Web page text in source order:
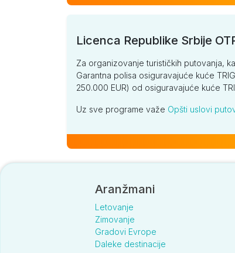
Licenca Republike Srbije
Za organizovanje turističkih putovanja,
Garantna polisa osiguravajuće kuće
250.000 EUR) od osiguravajuće kuće
Uz sve programe važe Opšti uslovi
Aranžmani
Letovanje
Zimovanje
Gradovi Evrope
Daleke destinacije